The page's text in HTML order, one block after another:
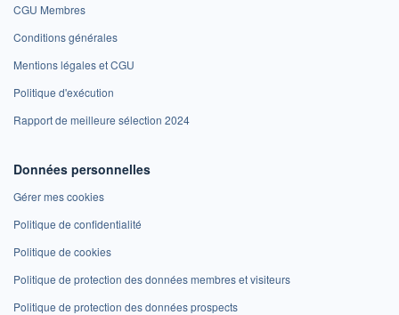
CGU Membres
Conditions générales
Mentions légales et CGU
Politique d'exécution
Rapport de meilleure sélection 2024
Données personnelles
Gérer mes cookies
Politique de confidentialité
Politique de cookies
Politique de protection des données membres et visiteurs
Politique de protection des données prospects